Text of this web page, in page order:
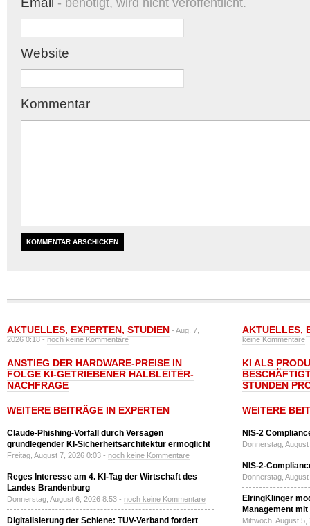
- benötigt, wird nicht veröffentlicht.
Website
Kommentar
AKTUELLES, EXPERTEN, STUDIEN - Aug. 7,
2026 0:18 -noch keine Kommentare
ANSTIEG DER HARDWARE-PREISE IN
FOLGE KI-GETRIEBENER HALBLEITER-
NACHFRAGE
WEITERE BEITRÄGE IN EXPERTEN
Claude-Phishing-Vorfall durch Versagen
grundlegender KI-Sicherheitsarchitektur ermöglicht
Freitag, August 7, 2026 0:03 - noch keine Kommentare
Reges Interesse am 4. KI-Tag der Wirtschaft des
Landes Brandenburg
Donnerstag, August 6, 2026 8:53 - noch keine Kommentare
Digitalisierung der Schiene: TÜV-Verband fordert
AKTUELLES,
keine Kommentare
KI ALS
STUNDEN
WEITERE
NIS-2
Donnerstag,
NIS-2-
Donnerstag,
ElringKlinger
Management
Mittwoch, August